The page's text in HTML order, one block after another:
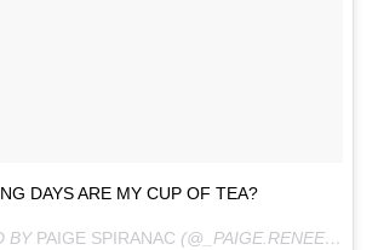
DAYS ARE MY CUP OF TEA?
BY PAIGE SPIRANAC (@_PAIGE.RENEE) ON